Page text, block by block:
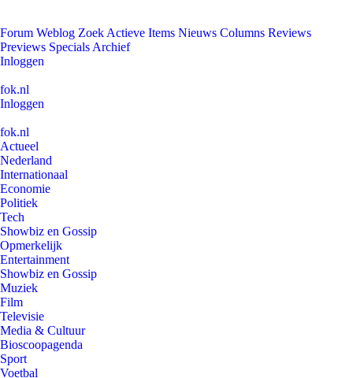
Forum Weblog Zoek Actieve Items Nieuws Columns Reviews
Previews Specials Archief
Inloggen
fok.nl
Inloggen
fok.nl
Actueel
Nederland
Internationaal
Economie
Politiek
Tech
Showbiz en Gossip
Opmerkelijk
Entertainment
Showbiz en Gossip
Muziek
Film
Televisie
Media & Cultuur
Bioscoopagenda
Sport
Voetbal